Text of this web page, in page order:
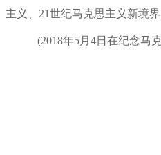
主义、21世纪马克思主义新境界
(2018年5月4日在纪念马克